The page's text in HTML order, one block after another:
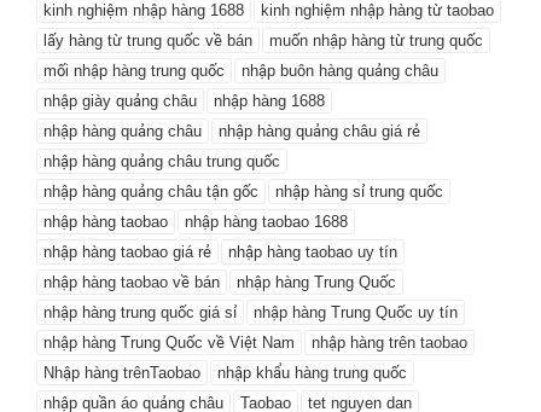
kinh nghiệm nhập hàng 1688
kinh nghiệm nhập hàng từ taobao
lấy hàng từ trung quốc về bán
muốn nhập hàng từ trung quốc
mối nhập hàng trung quốc
nhập buôn hàng quảng châu
nhập giày quảng châu
nhập hàng 1688
nhập hàng quảng châu
nhập hàng quảng châu giá rẻ
nhập hàng quảng châu trung quốc
nhập hàng quảng châu tận gốc
nhập hàng sỉ trung quốc
nhập hàng taobao
nhập hàng taobao 1688
nhập hàng taobao giá rẻ
nhập hàng taobao uy tín
nhập hàng taobao về bán
nhập hàng Trung Quốc
nhập hàng trung quốc giá sỉ
nhập hàng Trung Quốc uy tín
nhập hàng Trung Quốc về Việt Nam
nhập hàng trên taobao
Nhập hàng trênTaobao
nhập khẩu hàng trung quốc
nhập quần áo quảng châu
Taobao
tet nguyen dan